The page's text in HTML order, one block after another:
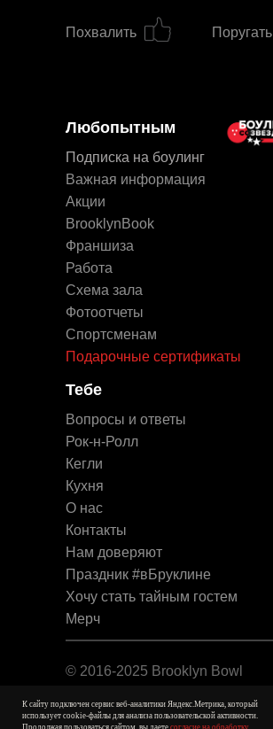
К сайту подключен сервис веб-аналитики Яндекс.Метрика, который
использует cookie-файлы для анализа пользовательской активности.
Продолжая пользоваться сайтом, вы даете согласие на обработку
Работа
Кегли
Спортсменам
Кухня
Фотоотчеты
Рок-н-Ролл
Схема зала
О нас
Важная информация
Мерч
Похвалить Поругать
Праздник #вБруклине
Нам доверяют
Контакты
Подписка на боулинг
Франшиза
Подарочные сертификаты
© 2016-2025 Brooklyn Bowl
Вопросы и ответы
Акции
Хочу стать тайным гостем
Любопытным
Тебе
BrooklynBook